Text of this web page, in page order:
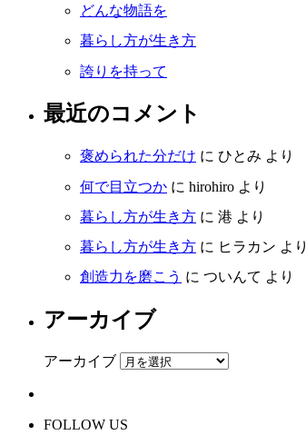
どんな物語を
暮らし方が生き方
誇りを持って
最近のコメント
褒められた分だけ に ひとみ より
何で目立つか に hirohiro より
暮らし方が生き方 に 港 より
暮らし方が生き方 に ヒラカン より
創造力を磨こう に ついんて より
アーカイブ
アーカイブ
FOLLOW US